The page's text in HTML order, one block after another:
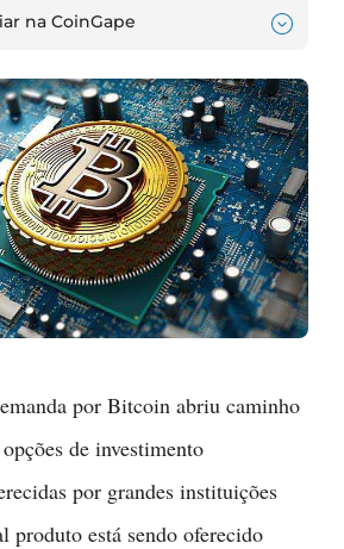
na CoinGape
por Bitcoin abriu caminho
de investimento
por grandes instituições
produto está sendo oferecido